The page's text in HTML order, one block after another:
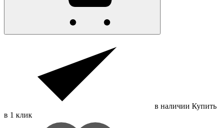
в наличии Купить
в 1 клик